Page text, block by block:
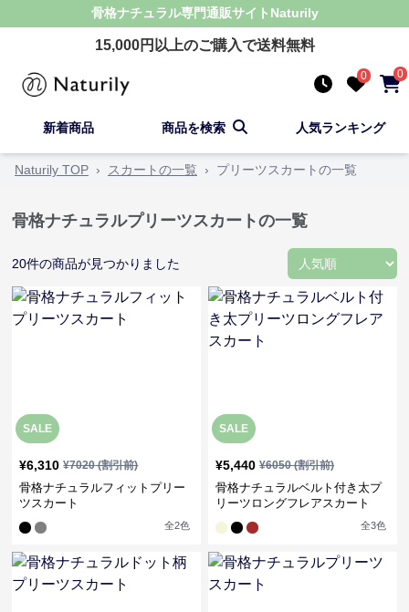
骨格ナチュラル専門通販サイト Naturily
15,000円以上のご購入で送料無料
0 0
新着商品 商品を検索 人気ランキング
Naturily TOP › スカートの一覧 › プリーツスカートの一覧
骨格ナチュラルプリーツスカートの一覧
20件の商品が見つかりました
SALE
¥6,310 ¥7020(割引前)
骨格ナチュラルフィットプリー
ツスカート
全2色
SALE
¥5,440 ¥6050(割引前)
骨格ナチュラルベルト付き太プ
リーツロングフレアスカート
全3色